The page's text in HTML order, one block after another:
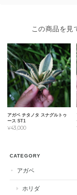
この商品を見
アガベ チタノタ スナグルトゥ
ース ST1
¥43,000
CATEGORY
アガベ
ホリダ